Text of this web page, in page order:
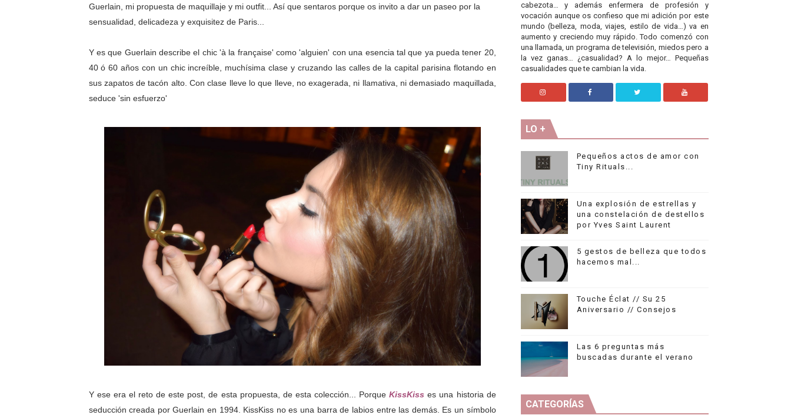
Guerlain, mi propuesta de maquillaje y mi outfit... Así que sentaros porque os invito a dar un paseo por la
sensualidad, delicadeza y exquisitez de Paris...
Y es que Guerlain describe el chic 'à la française' como 'alguien' con una esencia tal que ya pueda tener 20,
40 ó 60 años con un chic increíble, muchísima clase y cruzando las calles de la capital parisina flotando en
sus zapatos de tacón alto. Con clase lleve lo que lleve, no exagerada, ni llamativa, ni demasiado maquillada,
seduce 'sin esfuerzo'
Y ese era el reto de este post, de esta propuesta, de esta colección... PorqueKissKiss es una historia de
seducción creada por Guerlain en 1994. KissKiss no es una barra de labios entre las demás. Es un símbolo
cabezota… y además enfermera de profesión y
vocación aunque os confieso que mi adición por este
mundo (belleza, moda, viajes, estilo de vida…) va en
aumento y creciendo muy rápido. Todo comenzó con
una llamada, un programa de televisión, miedos pero a
la vez ganas… ¿casualidad? A lo mejor… Pequeñas
casualidades que te cambian la vida.
LO +
Pequeños actos de amor con
Tiny Rituals...
Una explosión de estrellas y
una constelación de destellos
por Yves Saint Laurent
5 gestos de belleza que todos
hacemos mal...
Touche Éclat // Su 25
Aniversario // Consejos
Las 6 preguntas más
buscadas durante el verano
CATEGORÍAS